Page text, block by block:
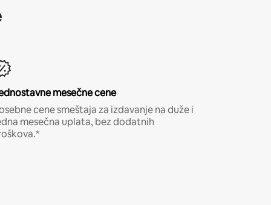
mesečne cene
cene smeštaja za izdavanje na duže i
mesečna uplata, bez dodatnih